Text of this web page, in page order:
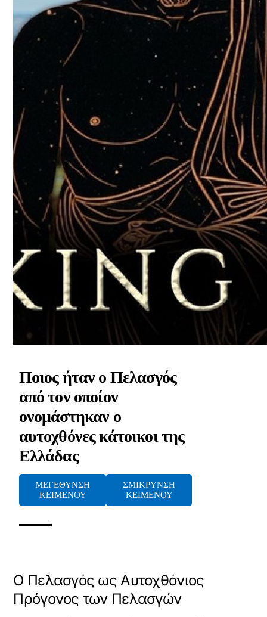
Ποιος ήταν ο Πελασγός
από τον οποίον
ονομάστηκαν ο
αυτοχθόνες κάτοικοι της
Ελλάδας
ΜΕΓΕΘΥΝΣΗ
ΚΕΙΜΕΝΟΥ
ΣΜΙΚΡΥΝΣΗ
ΚΕΙΜΕΝΟΥ
Ο Πελασγός ως Αυτοχθόνιος
Πρόγονος των Πελασγών